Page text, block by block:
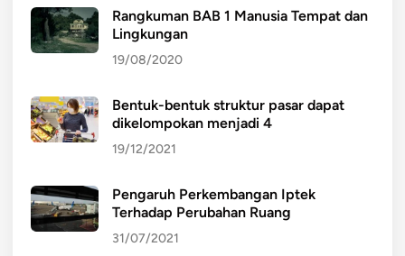
Rangkuman BAB 1 Manusia Tempat dan
Lingkungan
19/08/2020
Bentuk-bentuk struktur pasar dapat
dikelompokan menjadi 4
19/12/2021
Pengaruh Perkembangan Iptek
Terhadap Perubahan Ruang
31/07/2021